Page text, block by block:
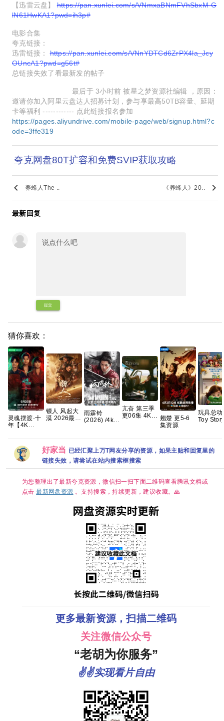
【迅雷云盘】https://pan.xunlei.com/s/VNmxaBNmFVhSbxM-G
lN61HwKA1?pwd=ih3p#
电影合集
夸克链接：
迅雷链接：https://pan.xunlei.com/s/VNnYDTCd6ZrPX4la_Jcy
OUncA1?pwd=g56t#
总链接失效了看最新发的帖子
最后于3小时前 被星之梦资源社编辑 ，原因：
邀请你加入阿里云盘达人招募计划，参与享最高50TB容量、延期
卡等福利 ------------ 点此链接报名参加
https://pages.aliyundrive.com/mobile-page/web/signup.html?c
ode=3ffe319
夸克网盘80T扩容和免费SVIP获取攻略
keyboard_arrow_left 养蜂人The .. 《养蜂人》20.. keyboard_arrow_right
最新回复
提交
猜你喜欢：
灵魂摆渡·十
年‎【4K
又名：灵魂
摆渡5 [于毅
刘智扬] 【附
灵魂摆渡1-3
季全系列】
镖人 风起大
漠 2026最新
音轨 内嵌简
繁字幕
雨霖铃
(2026) /4k超
克/百度网盘
【单集1～
8GB】
亢奋 第三季
更06集 4K
翘楚 更5-6
集资源
玩具总
Toy
/ 奇幻 /
夸克
好家当 已经汇聚上万T网友分享的资源，如果主贴和回复里的
链接失效，请尝试在站内搜索框搜索
为您整理出了最新夸克资源，微信扫一扫下面二维码查看腾讯文档或
点击最新网盘资源 。支持搜索，持续更新，建议收藏。🙏
更多最新资源，扫描二维码
关注微信公众号
“老胡为你服务”
✌✌实现看片自由